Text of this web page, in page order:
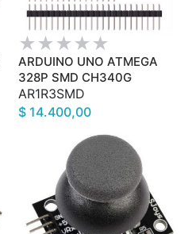
ARDUINO UNO ATMEGA
328P SMD CH340G
AR1R3SMD
$ 14.400,00